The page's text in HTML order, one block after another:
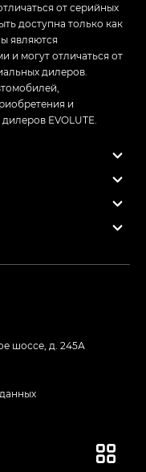
от серийных
доступна только как
являются
и могут отличаться от
дилеров.
и
EVOLUTE.
шоссе, д. 245А